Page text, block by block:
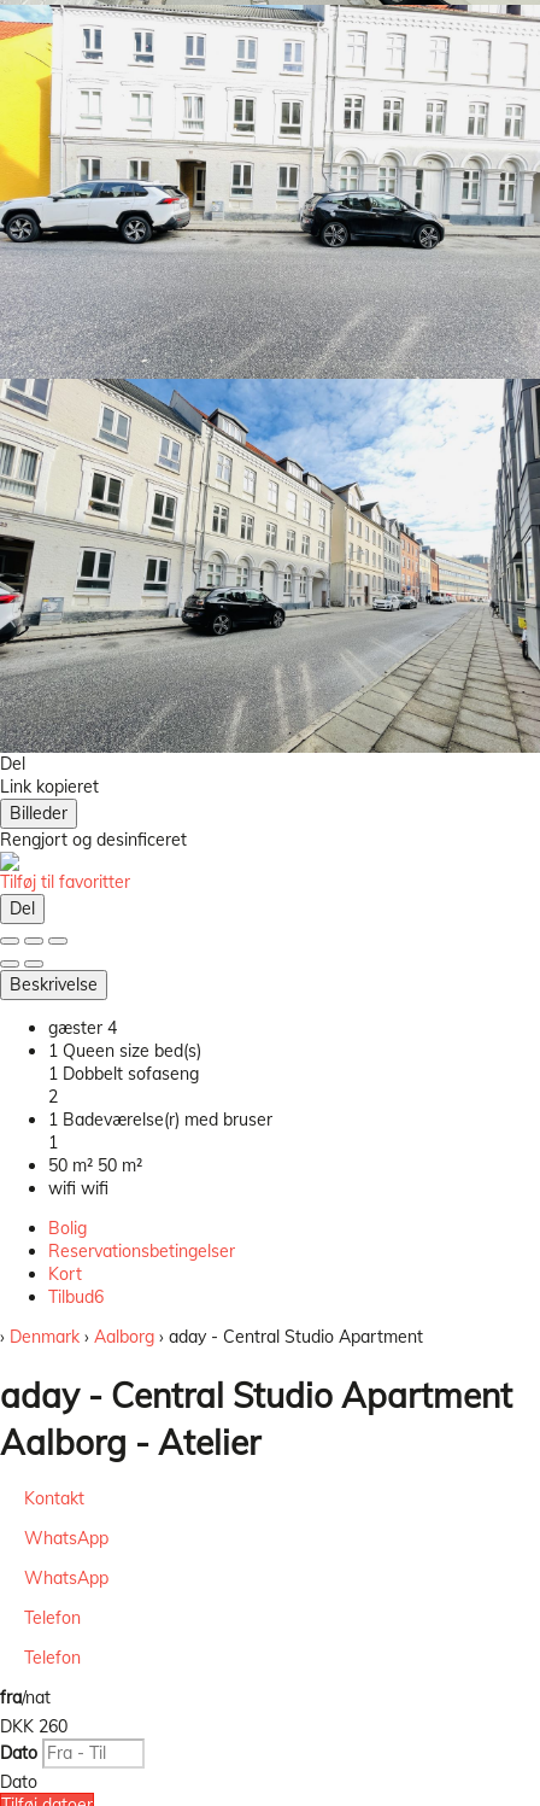
Del
Link kopieret
Billeder
Rengjort og desinficeret
Tilføj til favoritter
Del
Beskrivelse
gæster 4
1 Queen size bed(s)
1 Dobbelt sofaseng
2
1 Badeværelse(r) med bruser
1
50 m² 50 m²
wifi wifi
Bolig
Reservationsbetingelser
Kort
Tilbud6
› Denmark › Aalborg › aday - Central Studio Apartment
aday - Central Studio Apartment
Aalborg - Atelier
Kontakt
WhatsApp
WhatsApp
Telefon
Telefon
fra/nat
DKK 260
Dato
Dato